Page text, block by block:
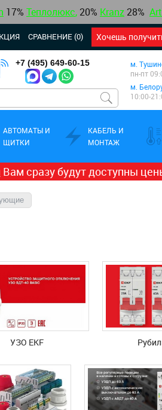
17% Теплолюкс, 20% Kranz 28%
СРАВНЕНИЕ (0) Хочешь
+7 (495) 649-60-15
м.
пн-пт
м.
10:00-
АВТОМАТЫ И
ЩИТКИ
КАБЕЛЬ И
МОНТАЖ
Вам сразу будут доступны
УЗО EKF